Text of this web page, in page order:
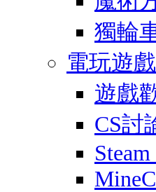
獨輪
電玩遊戲
遊戲
CS討
Steam